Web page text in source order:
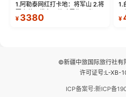
1.阿勒泰网红打卡地：将军山 2.将
军山落日缆车，体验雪都风光 3.
将军山，夕阳派对，蹦迪party 4.
¥ 3380
1.
让
¥
©新疆中旅国际旅行社有
许可证号:L-XB-
ICP备案号:新ICP备